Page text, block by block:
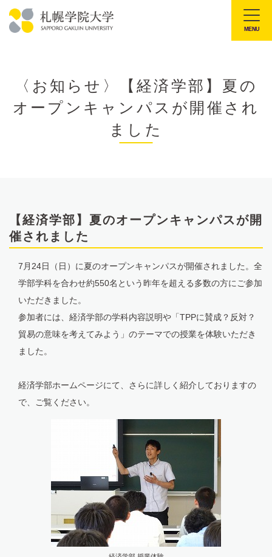
文
大
MENU
〈お知らせ〉【経済学部】夏の
オープンキャンパスが開催され
ました
【経済学部】夏のオープンキャンパスが開
催されました
7月24日（日）に夏のオープンキャンパスが開催されました。全
学部学科を合わせ約550名という昨年を超える多数の方にご参加
いただきました。
参加者には、経済学部の学科内容説明や「TPPに賛成？反対？
貿易の意味を考えてみよう」のテーマでの授業を体験いただき
ました。
経済学部ホームページにて、さらに詳しく紹介しておりますの
で、ご覧ください。